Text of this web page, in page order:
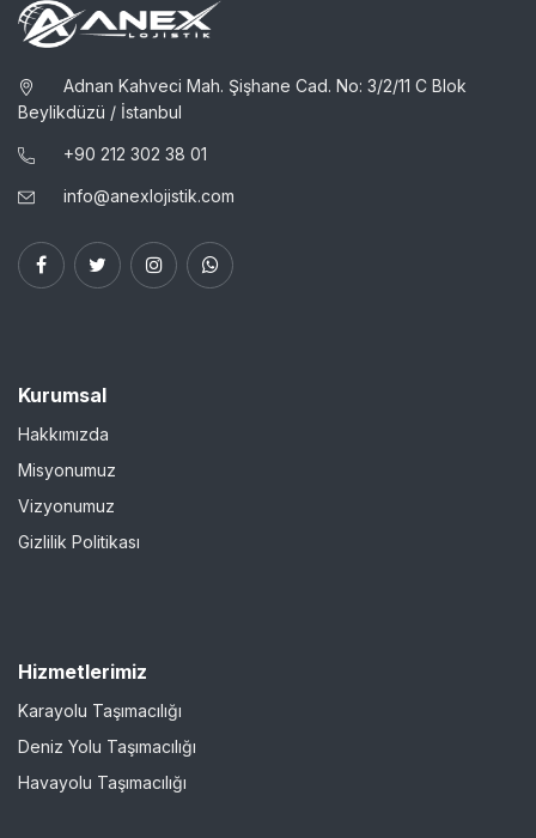
Adnan Kahveci Mah. Şişhane Cad. No: 3/2/11 C Blok
Beylikdüzü / İstanbul
+90 ​212 302 38 01
info@anexlojistik.com
Kurumsal
Hakkımızda
Misyonumuz
Vizyonumuz
Gizlilik Politikası
Hizmetlerimiz
Karayolu Taşımacılığı
Deniz Yolu Taşımacılığı
Havayolu Taşımacılığı